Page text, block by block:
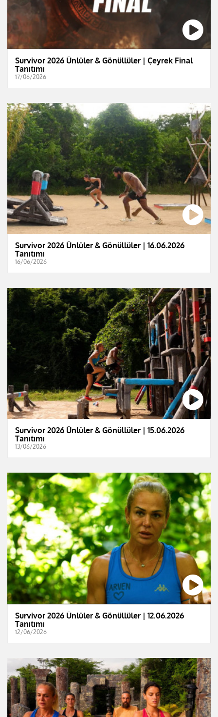
Survivor 2026 Ünlüler & Gönüllüler | Çeyrek Final
Tanıtımı
17/06/2026
Survivor 2026 Ünlüler & Gönüllüler | 16.06.2026
Tanıtımı
16/06/2026
Survivor 2026 Ünlüler & Gönüllüler | 15.06.2026
Tanıtımı
13/06/2026
Survivor 2026 Ünlüler & Gönüllüler | 12.06.2026
Tanıtımı
12/06/2026